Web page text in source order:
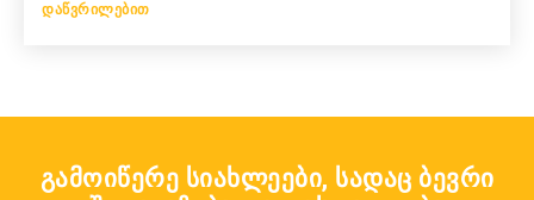
ᲓᲐᲬᲕᲠᲘᲚᲔᲑᲘᲗ
გამოიწერე სიახლეები, სადაც ბევრი